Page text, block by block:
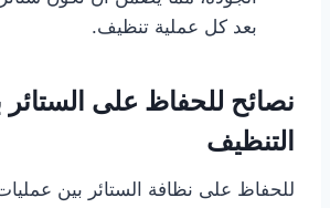
بعد كل عملية تنظيف.
نصائح للحفاظ على
التنظيف
للحفاظ على نظافة الستائر بين